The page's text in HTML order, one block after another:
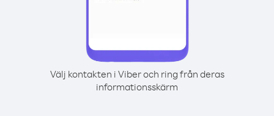
Välj kontakten i Viber och ring från deras
informationsskärm